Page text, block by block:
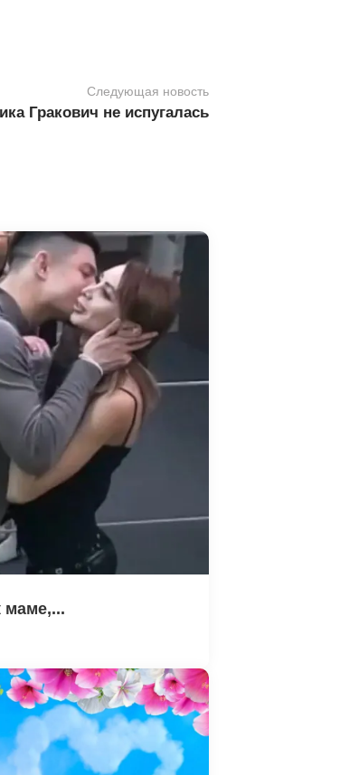
Следующая новость
Гракович не испугалась
маме,...